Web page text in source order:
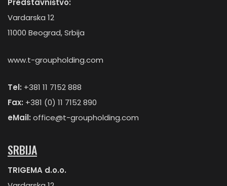
Predstavništvo:
Vardarska 12
11000 Beograd, Srbija
www.t-groupholding.com
Tel: +381 11 7152 888
Fax: +381 (0) 11 7152 890
eMail: office@t-groupholding.com
SRBIJA
TRIGEMA d.o.o.